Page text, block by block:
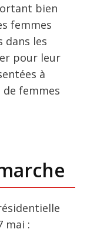
bien
femmes
dans les
pour leur
à
de femmes
mai :